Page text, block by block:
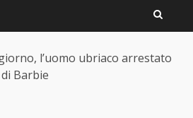
l’uomo ubriaco arrestato
Barbie